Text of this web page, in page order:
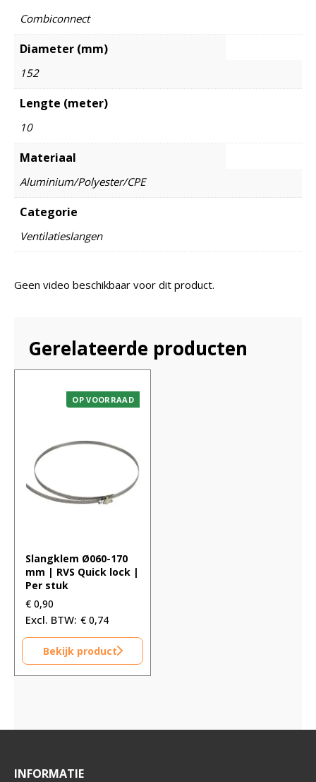
Combiconnect
Diameter (mm)
152
Lengte (meter)
10
Materiaal
Aluminium/Polyester/CPE
Categorie
Ventilatieslangen
Geen video beschikbaar voor dit product.
Gerelateerde producten
OP VOORRAAD
Slangklem Ø060-170
mm | RVS Quick lock |
Per stuk
€ 0,90
€ 0,74
Bekijk product
INFORMATIE